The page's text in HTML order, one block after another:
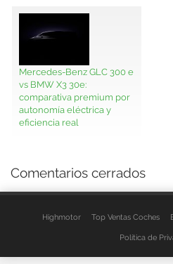
Mercedes-Benz GLC 300 e
vs BMW X3 30e:
comparativa premium por
autonomía eléctrica y
eficiencia real
Comentarios cerrados
Highmotor Top Ventas Coches
Política de